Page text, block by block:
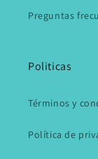
Preguntas
Politicas
Términos y
Política de